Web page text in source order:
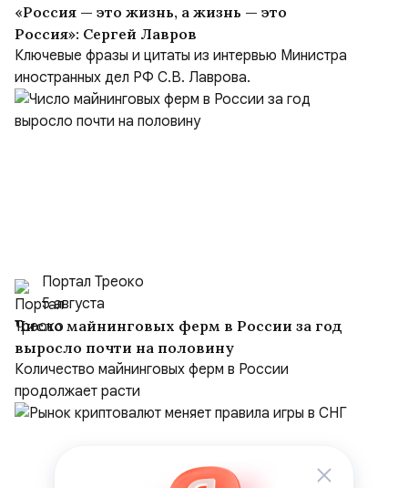
«Россия — это жизнь, а жизнь — это
Россия»: Сергей Лавров
Ключевые фразы и цитаты из интервью Министра
иностранных дел РФ С.В. Лаврова.
Портал Треоко
5 августа
Число майнинговых ферм в России за год
выросло почти на половину
Количество майнинговых ферм в России
продолжает расти